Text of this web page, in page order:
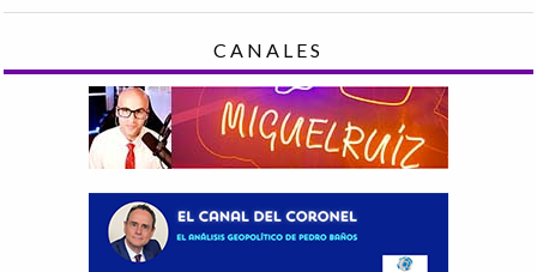
CANALES